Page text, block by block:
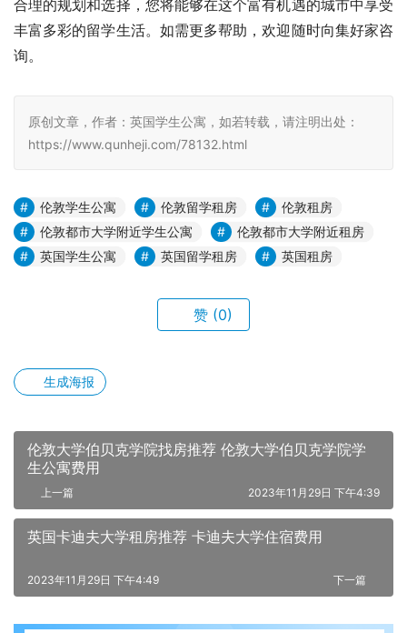
合理的规划和选择，您将能够在这个富有机遇的城市中享受
丰富多彩的留学生活。如需更多帮助，欢迎随时向集好家咨
询。
原创文章，作者：英国学生公寓，如若转载，请注明出处：
https://www.qunheji.com/78132.html
伦敦学生公寓 伦敦留学租房
伦敦租房
伦敦都市大学附近学生公寓
伦敦都市大学附近租房
英国学生公寓
英国留学租房 英国租房
赞 (0)
生成海报
伦敦大学伯贝克学院找房推荐 伦敦大学伯贝克学院学
生公寓费用
上一篇 2023年11月29日 下午4:39
英国卡迪夫大学租房推荐 卡迪夫大学住宿费用
下一篇
2023年11月29日 下午4:49